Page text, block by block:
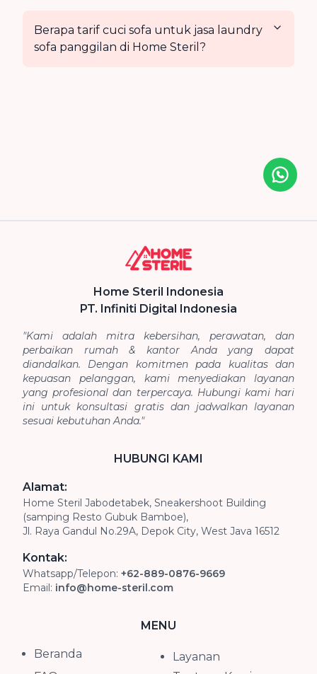
Berapa tarif cuci sofa untuk jasa laundry
sofa panggilan di Home Steril?
Icon
Home Steril Indonesia
PT. Infiniti Digital Indonesia
"Kami adalah mitra kebersihan, perawatan, dan
perbaikan rumah & kantor Anda yang dapat
diandalkan. Dengan komitmen pada kualitas dan
kepuasan pelanggan, kami menyediakan layanan
yang profesional dan terpercaya. Hubungi kami hari
ini untuk konsultasi gratis dan jadwalkan layanan
sesuai kebutuhan Anda."
HUBUNGI KAMI
Alamat:
Home Steril Jabodetabek, Sneakershoot Building
(samping Resto Gubuk Bamboe),
Jl. Raya Gandul No.29A, Depok City, West Java 16512
Kontak:
Whatsapp/Telepon: +62-889-0876-9669
Email: info@home-steril.com
MENU
Beranda
Layanan